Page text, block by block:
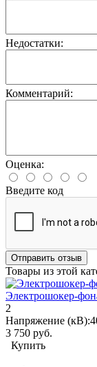
Недостатки:
Комментарий:
Оценка:
Введите код
Отправить отзыв
Товары из этой
Электрошокер-
2
Напряжение (кВ):
3 750 руб.
Купить